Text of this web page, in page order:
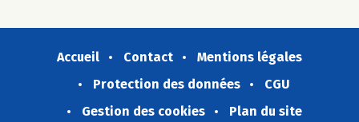
Accueil Contact
Mentions légales
Protection des données
CGU
Gestion des cookies
Plan du site